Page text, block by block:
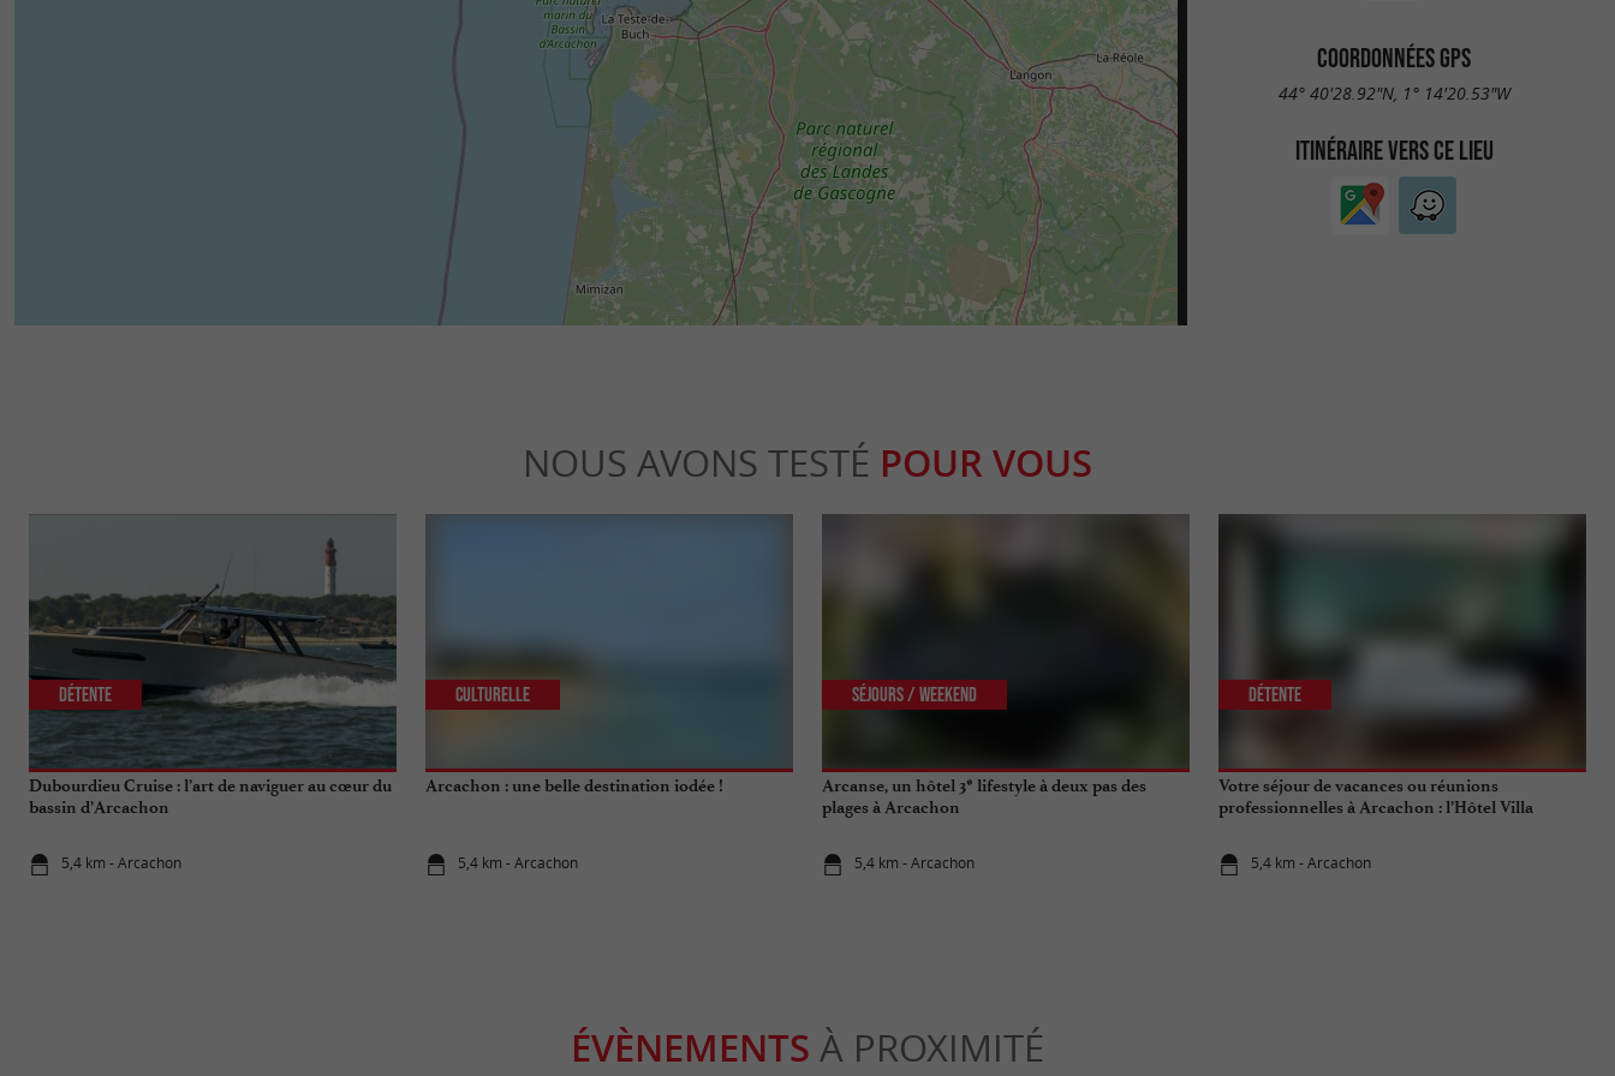
COORDONNÉES GPS
44° 40'28.92"N, 1° 14'20.53"W
ITINÉRAIRE VERS CE LIEU
NOUS AVONS TESTÉ POUR VOUS
Dubourdieu Cruise : l’art de naviguer au cœur du
bassin d’Arcachon
5,4 km - Arcachon
Détente
Arcachon : une belle destination iodée !
5,4 km - Arcachon
Culturelle
Arcanse, un hôtel 3* lifestyle à deux pas des
plages à Arcachon
5,4 km - Arcachon
Séjours / Weekend
Votre séjour de vacances ou réunions
professionnelles à Arcachon : l’Hôtel Villa
5,4 km - Arcachon
Détente
ÉVÈNEMENTS À PROXIMITÉ